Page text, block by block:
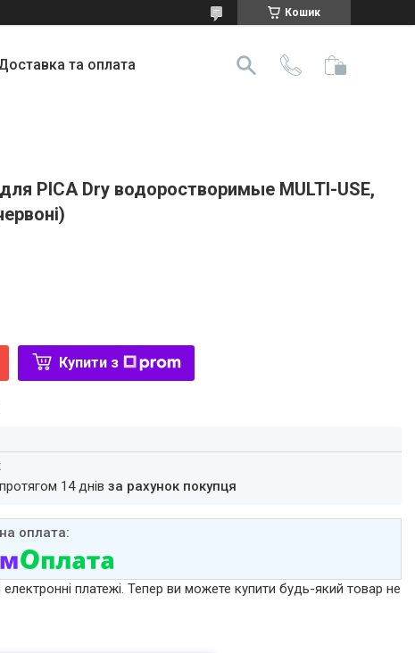
Кошик
та оплата
PICA Dry водоростворимые MULTI-USE,
Купити з
14 днівза рахунок покупця
електронні платежі. Тепер ви можете купити будь-який товар не